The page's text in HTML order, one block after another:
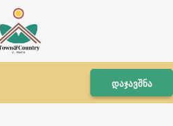
დაჯავშნა